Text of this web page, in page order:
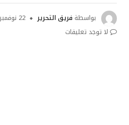
بواسطة فريق التحرير 22 نوفمبر, 2023
لا توجد تعليقات